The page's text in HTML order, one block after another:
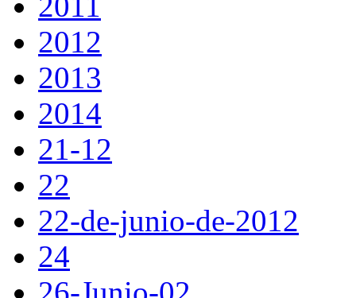
2012
2013
2014
21-12
22
22-de-junio-de-2012
24